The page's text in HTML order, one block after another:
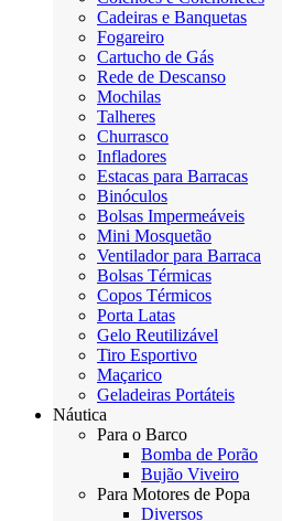
Cadeiras e Banquetas
Fogareiro
Cartucho de Gás
Rede de Descanso
Mochilas
Talheres
Churrasco
Infladores
Estacas para Barracas
Binóculos
Bolsas Impermeáveis
Mini Mosquetão
Ventilador para Barraca
Bolsas Térmicas
Copos Térmicos
Porta Latas
Gelo Reutilizável
Tiro Esportivo
Maçarico
Geladeiras Portáteis
Náutica
Para o Barco
Bomba de Porão
Bujão Viveiro
Para Motores de Popa
Diversos